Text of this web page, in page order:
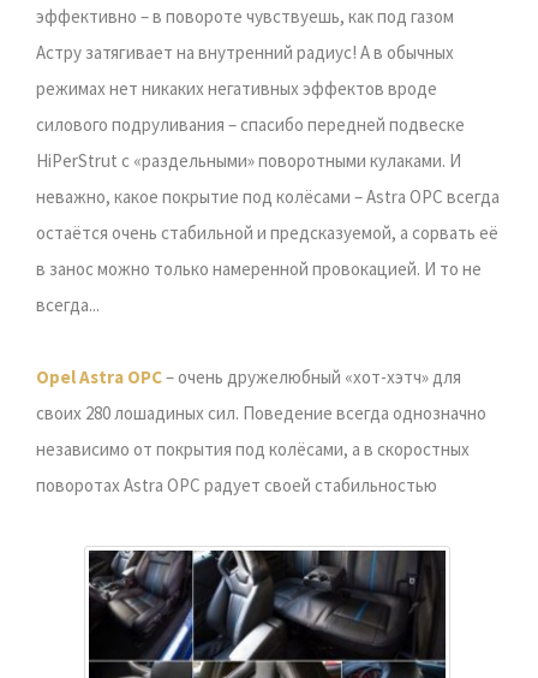
эффективно – в повороте чувствуешь, как под газом
Астру затягивает на внутренний радиус! А в обычных
режимах нет никаких негативных эффектов вроде
силового подруливания – спасибо передней подвеске
HiPerStrut с «раздельными» поворотными кулаками. И
неважно, какое покрытие под колёсами – Astra OPC всегда
остаётся очень стабильной и предсказуемой, а сорвать её
в занос можно только намеренной провокацией. И то не
всегда...
Opel Astra OPC– очень дружелюбный «хот-хэтч» для
своих 280 лошадиных сил. Поведение всегда однозначно
независимо от покрытия под колёсами, а в скоростных
поворотах Astra OPC радует своей стабильностью